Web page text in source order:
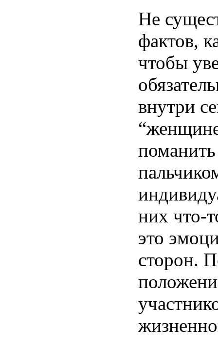
Не
фактов,
чтобы
внутри
поманить
них что-
это
сторон.